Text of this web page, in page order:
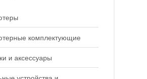
комплектующие
и аксессуары